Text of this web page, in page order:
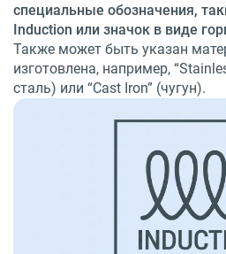
специальные обозначения,
Induction или значок в виде
Также может быть указан
изготовлена, например,
сталь) или “Cast Iron” (чугун).